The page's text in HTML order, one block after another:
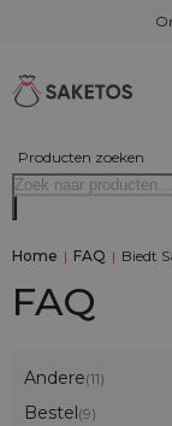
Producten zoeken
Home | FAQ | Biedt
FAQ
Andere(11)
Bestel(9)